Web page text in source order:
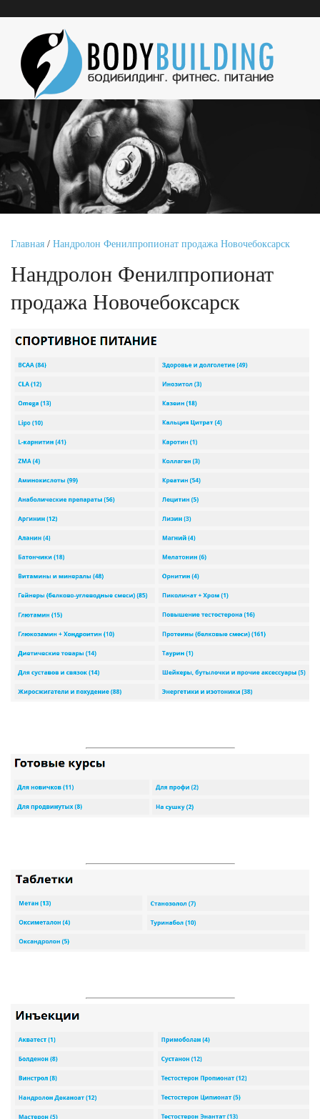
Главная / Нандролон Фенилпропионат продажа Новочебоксарск
Нандролон Фенилпропионат
продажа Новочебоксарск